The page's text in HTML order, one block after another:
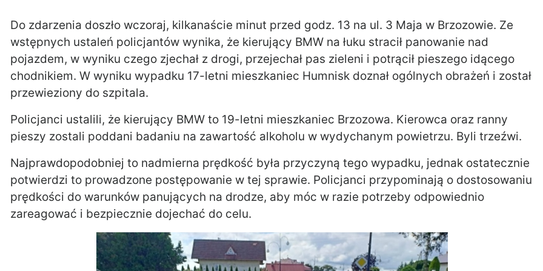
Do zdarzenia doszło wczoraj, kilkanaście minut przed godz. 13 na ul. 3 Maja w Brzozowie. Ze
wstępnych ustaleń policjantów wynika, że kierujący BMW na łuku stracił panowanie nad
pojazdem, w wyniku czego zjechał z drogi, przejechał pas zieleni i potrącił pieszego idącego
chodnikiem. W wyniku wypadku 17-letni mieszkaniec Humnisk doznał ogólnych obrażeń i został
przewieziony do szpitala.
Policjanci ustalili, że kierujący BMW to 19-letni mieszkaniec Brzozowa. Kierowca oraz ranny
pieszy zostali poddani badaniu na zawartość alkoholu w wydychanym powietrzu. Byli trzeźwi.
Najprawdopodobniej to nadmierna prędkość była przyczyną tego wypadku, jednak ostatecznie
potwierdzi to prowadzone postępowanie w tej sprawie. Policjanci przypominają o dostosowaniu
prędkości do warunków panujących na drodze, aby móc w razie potrzeby odpowiednio
zareagować i bezpiecznie dojechać do celu.